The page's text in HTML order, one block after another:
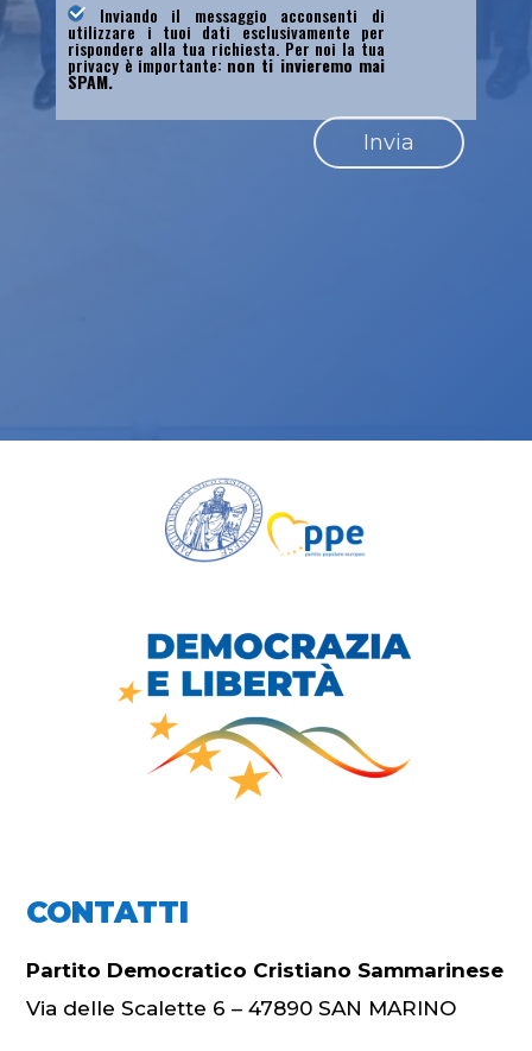
Inviando il messaggio acconsenti di
utilizzare i tuoi dati esclusivamente per
rispondere alla tua richiesta. Per noi la tua
privacy è importante: non ti invieremo mai
SPAM.
CONTATTI
Partito Democratico Cristiano Sammarinese
Via delle Scalette 6 – 47890 SAN MARINO